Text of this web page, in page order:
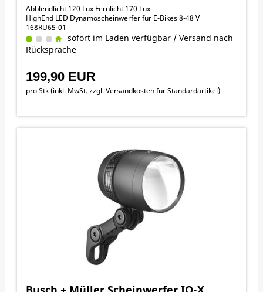
Abblendlicht 120 Lux Fernlicht 170 Lux
HighEnd LED Dynamoscheinwerfer für E-Bikes 8-48 V
168RU65-01
sofort im Laden verfügbar / Versand nach
Rücksprache
199,90 EUR
pro Stk (inkl. MwSt. zzgl.Versandkosten für Standardartikel)